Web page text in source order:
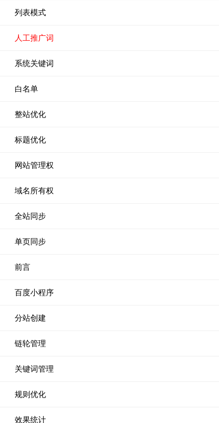
列表模式
人工推广词
系统关键词
白名单
整站优化
标题优化
网站管理权
域名所有权
全站同步
单页同步
前言
百度小程序
分站创建
链轮管理
关键词管理
规则优化
效果统计